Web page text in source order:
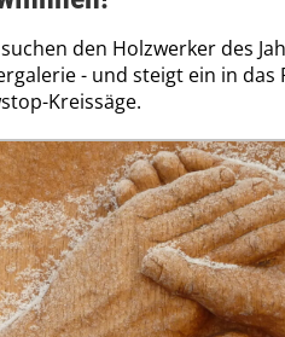
den Holzwerker des
- und steigt ein in
Kreissäge.